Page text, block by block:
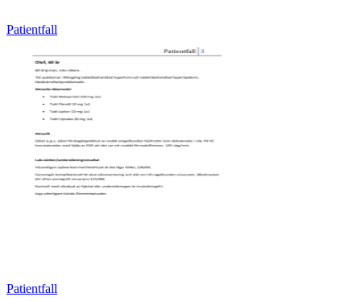
Patientfall
Patientfall